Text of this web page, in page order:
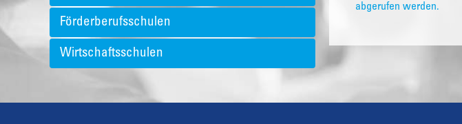
Förderberufsschulen
Wirtschaftsschulen
abgerufen werden.